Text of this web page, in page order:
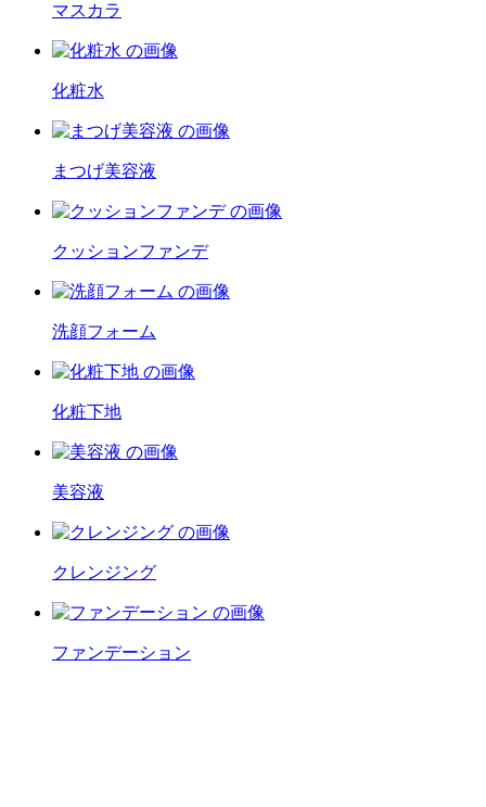
マスカラ
化粧水
まつげ美容液
クッションファンデ
洗顔フォーム
化粧下地
美容液
クレンジング
ファンデーション